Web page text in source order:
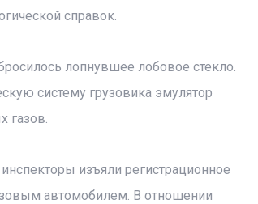
справок.
лопнувшее лобовое стекло.
систему грузовика эмулятор
газов.
изъяли регистрационное
автомобилем. В отношении